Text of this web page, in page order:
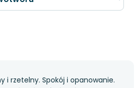
i rzetelny. Spokój i opanowanie.